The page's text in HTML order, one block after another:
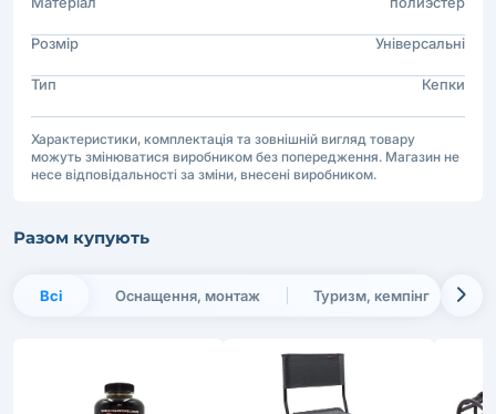
Розмір Універсальні
Тип Кепки
Характеристики, комплектація та зовнішній вигляд товару
можуть змінюватися виробником без попередження. Магазин не
несе відповідальності за зміни, внесені виробником.
Разом купують
Всі Оснащення, монтаж Туризм, кемпінг